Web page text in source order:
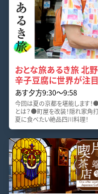
おとな旅あるき旅 北
辛子豆腐に世界が注目
あす夕方9:30〜9:58
今回は夏の京都を堪能します
とは？●町屋を改装！隠れ家
夏に食べたい絶品四川料理！